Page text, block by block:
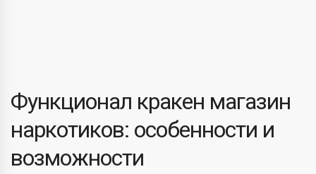
Функционал кракен магазин
наркотиков: особенности и
возможности